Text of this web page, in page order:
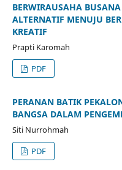
BERWIRAUSAHA
ALTERNATIF MENUJU
KREATIF
Prapti Karomah
PDF
PERANAN BATIK
BANGSA DALAM
Siti Nurrohmah
PDF